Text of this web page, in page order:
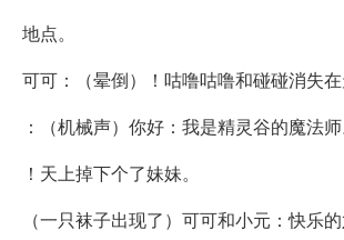
地点。
可可：（晕倒）！咕噜咕噜和碰碰消失在
：（机械声）你好：我是精灵谷的魔法师
！天上掉下个了妹妹。
（一只袜子出现了）可可和小元：快乐